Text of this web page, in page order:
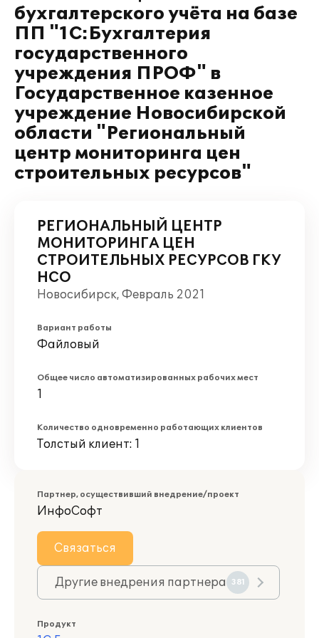
бухгалтерского учёта на базе
ПП "1С:Бухгалтерия
государственного
учреждения ПРОФ" в
Государственное казенное
учреждение Новосибирской
области "Региональный
центр мониторинга цен
строительных ресурсов"
РЕГИОНАЛЬНЫЙ ЦЕНТР
МОНИТОРИНГА ЦЕН
СТРОИТЕЛЬНЫХ РЕСУРСОВ ГКУ
НСО
Новосибирск, Февраль 2021
Вариант работы
Файловый
Общее число автоматизированных рабочих мест
1
Количество одновременно работающих клиентов
Толстый клиент: 1
Партнер, осуществивший внедрение/проект
ИнфоСофт
Связаться
Другие внедрения партнера 381
Продукт